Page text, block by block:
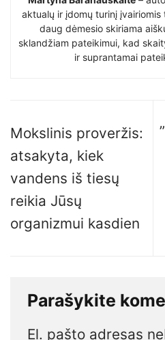
aktualų ir įdomų turinį
daug dėmesio skiriama
sklandžiam pateikimui, kad
ir suprantamai
Mokslinis proveržis:
atsakyta, kiek
vandens iš tiesų
reikia Jūsų
organizmui kasdien
Parašykite
El. pašto adresas